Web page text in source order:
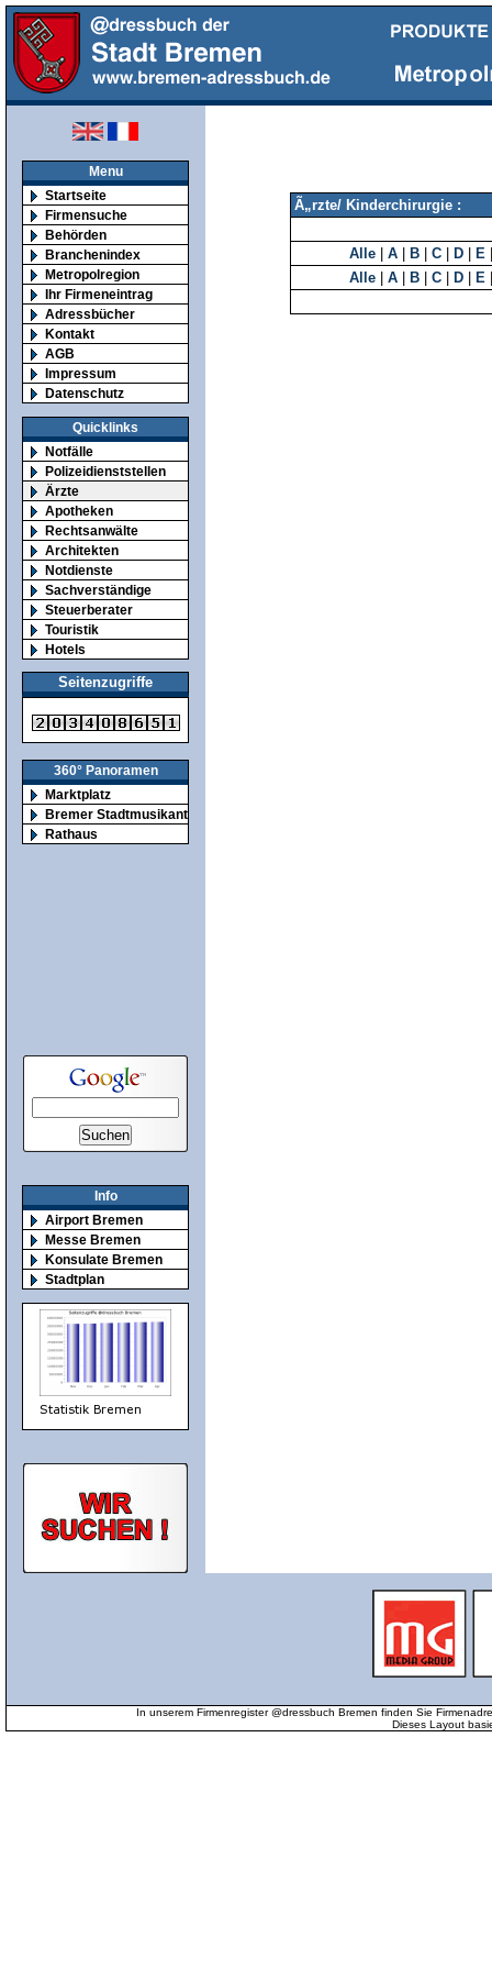
Menu
Startseite
Firmensuche
Behörden
Branchenindex
Metropolregion
Ihr Firmeneintrag
Adressbücher
Kontakt
AGB
Impressum
Datenschutz
Quicklinks
Notfälle
Polizeidienststellen
Ärzte
Apotheken
Rechtsanwälte
Architekten
Notdienste
Sachverständige
Steuerberater
Touristik
Hotels
Seitenzugriffe
360° Panoramen
Marktplatz
Bremer Stadtmusikanten
Rathaus
Info
Airport Bremen
Messe Bremen
Konsulate Bremen
Stadtplan
Ã„rzte/ Kinderchirurgie :
Alle A B C D E
Alle
A B C D E
In unserem Firmenregister @dressbuch Bremen finden Sie
Dieses Layout